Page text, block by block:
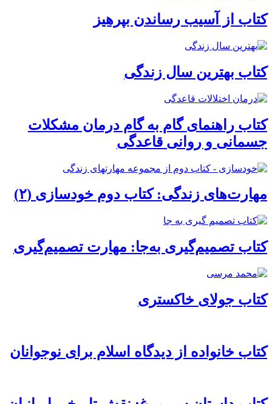
کتاب از آسیب رساندن بپرهیز
کتاب بهترین سال زندگی
کتاب راهنمای گام به گام درمان مشکلات
جسمانی و روانی قاعدگی
مهارت‌های زندگی: کتاب دوم خودسازی (۲)
کتاب تصمیم‌گیری به‌جا: مهارت تصمیم‌گیری
کتاب جولای خاکستری
کتاب خانواده از دیدگاه اسلام برای نوجوانان